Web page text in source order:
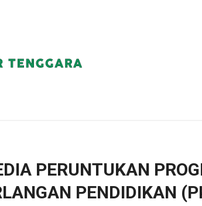
PERUNTUKAN
PENDIDIKAN